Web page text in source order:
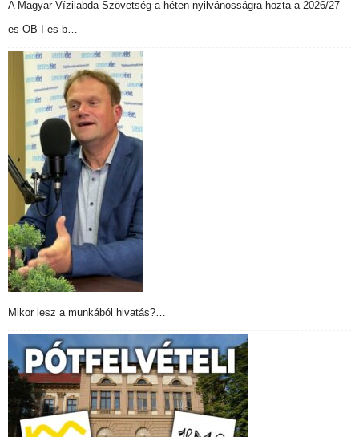
A Magyar Vízilabda Szövetség a héten nyilvánosságra hozta a 2026/27-
es OB I-es b…
Mikor lesz a munkából hivatás?…